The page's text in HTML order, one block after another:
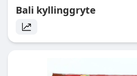
Bali kyllinggryte